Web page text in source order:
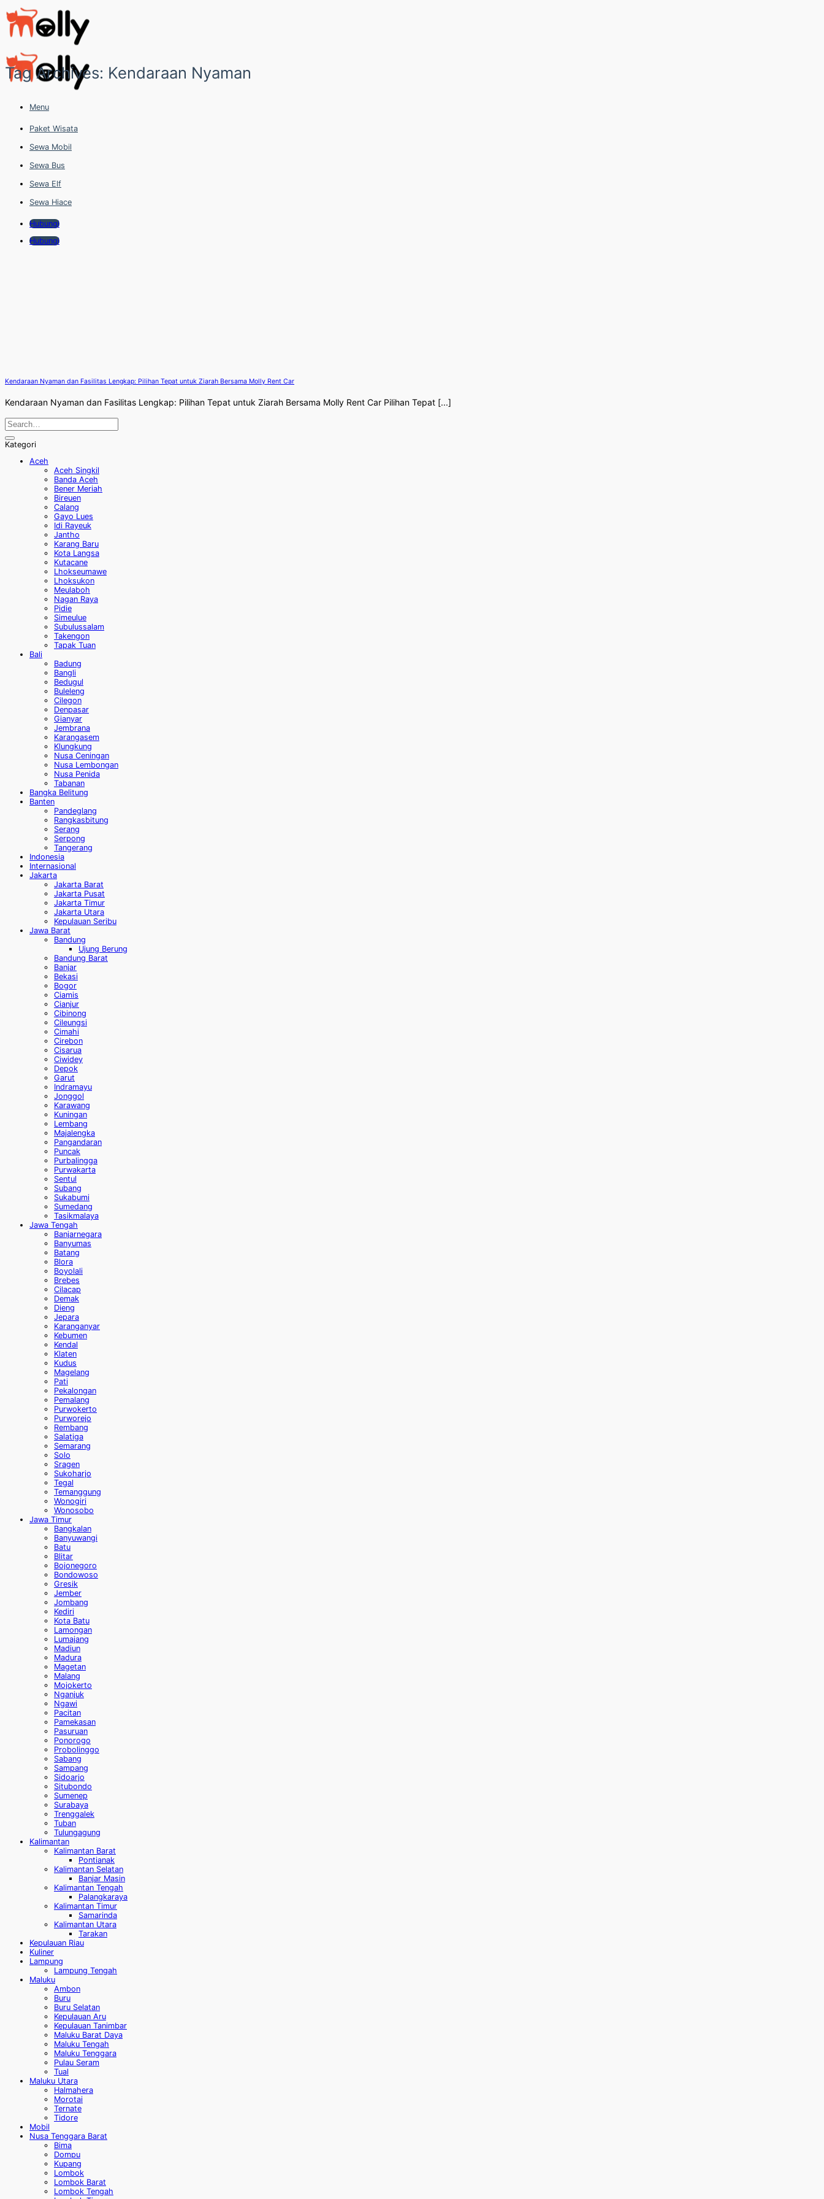
Skip
to
content
Menu
Paket Wisata
Sewa Mobil
Sewa Bus
Sewa Elf
Sewa Hiace
Hubungi
Hubungi
Tag Archives: Kendaraan Nyaman
Kendaraan Nyaman dan Fasilitas Lengkap: Pilihan Tepat untuk Ziarah Bersama Molly Rent Car
Kendaraan Nyaman dan Fasilitas Lengkap: Pilihan Tepat untuk Ziarah Bersama Molly Rent Car Pilihan Tepat [...]
Kategori
Aceh
Aceh Singkil
Banda Aceh
Bener Meriah
Bireuen
Calang
Gayo Lues
Idi Rayeuk
Jantho
Karang Baru
Kota Langsa
Kutacane
Lhokseumawe
Lhoksukon
Meulaboh
Nagan Raya
Pidie
Simeulue
Subulussalam
Takengon
Tapak Tuan
Bali
Badung
Bangli
Bedugul
Buleleng
Cilegon
Denpasar
Gianyar
Jembrana
Karangasem
Klungkung
Nusa Ceningan
Nusa Lembongan
Nusa Penida
Tabanan
Bangka Belitung
Banten
Pandeglang
Rangkasbitung
Serang
Serpong
Tangerang
Indonesia
Internasional
Jakarta
Jakarta Barat
Jakarta Pusat
Jakarta Timur
Jakarta Utara
Kepulauan Seribu
Jawa Barat
Bandung
Ujung Berung
Bandung Barat
Banjar
Bekasi
Bogor
Ciamis
Cianjur
Cibinong
Cileungsi
Cimahi
Cirebon
Cisarua
Ciwidey
Depok
Garut
Indramayu
Jonggol
Karawang
Kuningan
Lembang
Majalengka
Pangandaran
Puncak
Purbalingga
Purwakarta
Sentul
Subang
Sukabumi
Sumedang
Tasikmalaya
Jawa Tengah
Banjarnegara
Banyumas
Batang
Blora
Boyolali
Brebes
Cilacap
Demak
Dieng
Jepara
Karanganyar
Kebumen
Kendal
Klaten
Kudus
Magelang
Pati
Pekalongan
Pemalang
Purwokerto
Purworejo
Rembang
Salatiga
Semarang
Solo
Sragen
Sukoharjo
Tegal
Temanggung
Wonogiri
Wonosobo
Jawa Timur
Bangkalan
Banyuwangi
Batu
Blitar
Bojonegoro
Bondowoso
Gresik
Jember
Jombang
Kediri
Kota Batu
Lamongan
Lumajang
Madiun
Madura
Magetan
Malang
Mojokerto
Nganjuk
Ngawi
Pacitan
Pamekasan
Pasuruan
Ponorogo
Probolinggo
Sabang
Sampang
Sidoarjo
Situbondo
Sumenep
Surabaya
Trenggalek
Tuban
Tulungagung
Kalimantan
Kalimantan Barat
Pontianak
Kalimantan Selatan
Banjar Masin
Kalimantan Tengah
Palangkaraya
Kalimantan Timur
Samarinda
Kalimantan Utara
Tarakan
Kepulauan Riau
Kuliner
Lampung
Lampung Tengah
Maluku
Ambon
Buru
Buru Selatan
Kepulauan Aru
Kepulauan Tanimbar
Maluku Barat Daya
Maluku Tengah
Maluku Tenggara
Pulau Seram
Tual
Maluku Utara
Halmahera
Morotai
Ternate
Tidore
Mobil
Nusa Tenggara Barat
Bima
Dompu
Kupang
Lombok
Lombok Barat
Lombok Tengah